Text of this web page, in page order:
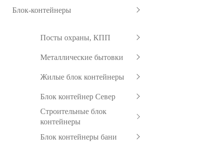
Блок-контейнеры
Посты охраны, КПП
Металлические бытовки
Жилые блок контейнеры
Блок контейнер Север
Строительные блок
контейнеры
Блок контейнеры бани